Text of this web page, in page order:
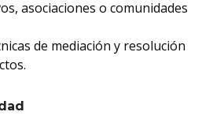
asociaciones o comunidades
de mediación y resolución